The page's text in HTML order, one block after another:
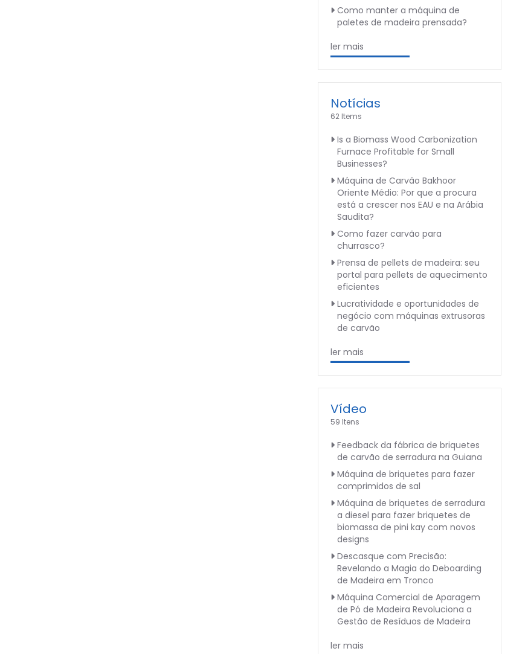
Como manter a máquina de
paletes de madeira prensada?
ler mais
Notícias
62 Items
Is a Biomass Wood Carbonization
Furnace Profitable for Small
Businesses?
Máquina de Carvão Bakhoor
Oriente Médio: Por que a procura
está a crescer nos EAU e na Arábia
Saudita?
Como fazer carvão para
churrasco?
Prensa de pellets de madeira: seu
portal para pellets de aquecimento
eficientes
Lucratividade e oportunidades de
negócio com máquinas extrusoras
de carvão
ler mais
Vídeo
59 Itens
Feedback da fábrica de briquetes
de carvão de serradura na Guiana
Máquina de briquetes para fazer
comprimidos de sal
Máquina de briquetes de serradura
a diesel para fazer briquetes de
biomassa de pini kay com novos
designs
Descasque com Precisão:
Revelando a Magia do Deboarding
de Madeira em Tronco
Máquina Comercial de Aparagem
de Pó de Madeira Revoluciona a
Gestão de Resíduos de Madeira
ler mais